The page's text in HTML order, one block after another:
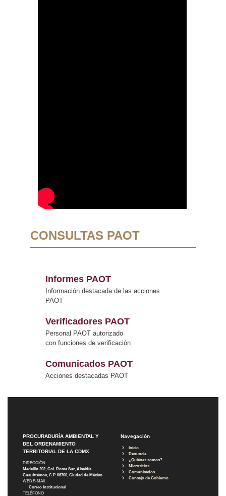
CONSULTAS PAOT
Informes PAOT
Información destacada de las acciones
PAOT
Verificadores PAOT
Personal PAOT autorizado
con funciones de verificación
Comunicados PAOT
Acciones destacadas PAOT
PROCURADURÍA AMBIENTAL Y
DEL ORDENAMIENTO
TERRITORIAL DE LA CDMX
DIRECCIÓN
Medellín 202, Col. Roma Sur, Alcaldía
Cuauhtémoc, C.P. 06700, Ciudad de México
WEB E-MAIL
Correo Institucional
TELÉFONO
Navegación
Inicio
Denuncia
¿Quiénes somos?
Micrositios
Comunicados
Consejo de Gobierno